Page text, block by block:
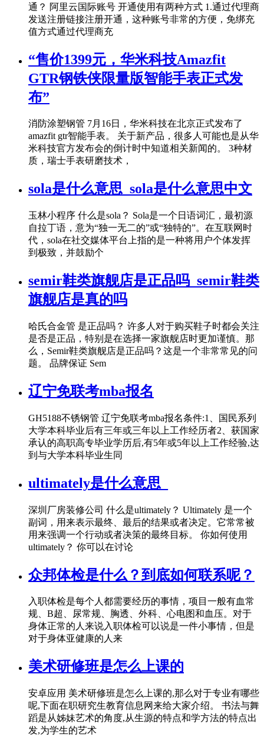
通？ 阿里云国际账号 开通使用有两种方式 1.通过代理商
发送注册链接注册开通，这种账号非常的方便，免绑充
值方式通过代理商充
“售价1399元，华米科技Amazfit
GTR钢铁侠限量版智能手表正式发
布”
消防涂塑钢管 7月16日，华米科技在北京正式发布了
amazfit gtr智能手表。 关于新产品，很多人可能也是从华
米科技官方发布会的倒计时中知道相关新闻的。 3种材
质，瑞士手表研磨技术，
sola是什么意思_sola是什么意思中文
玉林小程序 什么是sola？ Sola是一个日语词汇，最初源
自拉丁语，意为“独一无二的”或“独特的”。在互联网时
代，sola在社交媒体平台上指的是一种将用户个体发挥
到极致，并鼓励个
semir鞋类旗舰店是正品吗_semir鞋类
旗舰店是真的吗
哈氏合金管 是正品吗？ 许多人对于购买鞋子时都会关注
是否是正品，特别是在选择一家旗舰店时更加谨慎。那
么，Semir鞋类旗舰店是正品吗？这是一个非常常见的问
题。 品牌保证 Sem
辽宁免联考mba报名
GH5188不锈钢管 辽宁免联考mba报名条件:1、国民系列
大学本科毕业后有三年或三年以上工作经历者2、获国家
承认的高职高专毕业学历后,有5年或5年以上工作经验,达
到与大学本科毕业生同
ultimately是什么意思_
深圳厂房装修公司 什么是ultimately？ Ultimately 是一个
副词，用来表示最终、最后的结果或者决定。它常常被
用来强调一个行动或者决策的最终目标。 你如何使用
ultimately？ 你可以在讨论
众邦体检是什么？到底如何联系呢？
入职体检是每个人都需要经历的事情，项目一般有血常
规、B超、尿常规、胸透、外科、心电图和血压。对于
身体正常的人来说入职体检可以说是一件小事情，但是
对于身体亚健康的人来
美术研修班是怎么上课的
安卓应用 美术研修班是怎么上课的,那么对于专业有哪些
呢,下面在职研究生教育信息网来给大家介绍。 书法与舞
蹈是从姊妹艺术的角度,从生源的特点和学方法的特点出
发,为学生的艺术